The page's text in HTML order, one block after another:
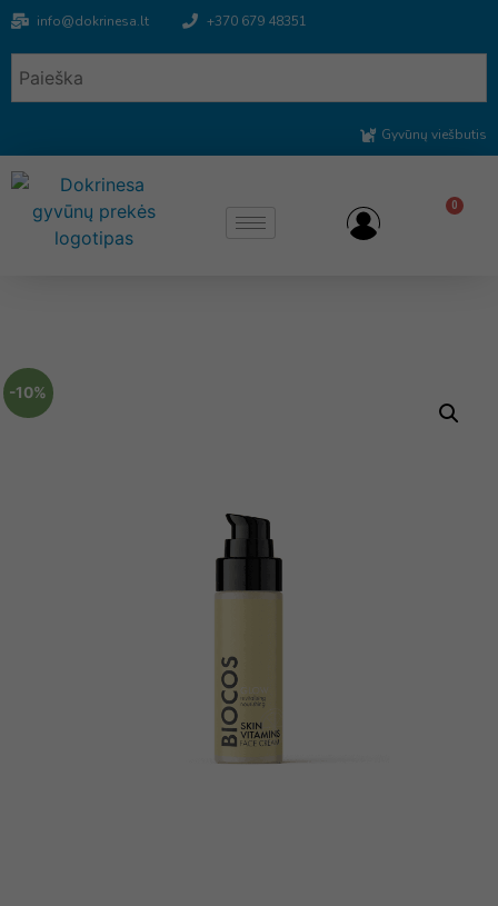
info@dokrinesa.lt +370 679 48351
Gyvūnų viešbutis
0
-10%